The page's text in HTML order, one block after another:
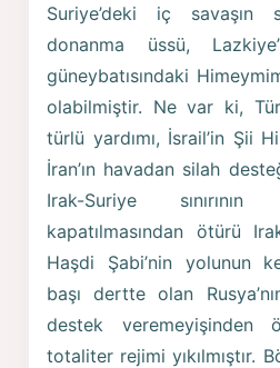
Suriye’deki iç savaşın
donanma üssü,
güneybatısındaki
olabilmiştir. Ne var ki,
türlü yardımı, İsrail’in Şii
İran’ın havadan silah
Irak-Suriye
kapatılmasından ötürü
Haşdi Şabi’nin yolunun
başı dertte olan
destek veremeyişinden
totaliter rejimi yıkılmıştır.